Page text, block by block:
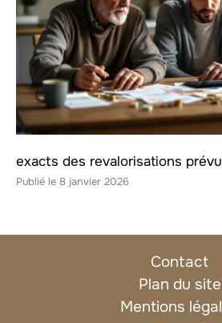
exacts des revalorisations
8 janvier 2026
Contact
Plan du site
Mentions